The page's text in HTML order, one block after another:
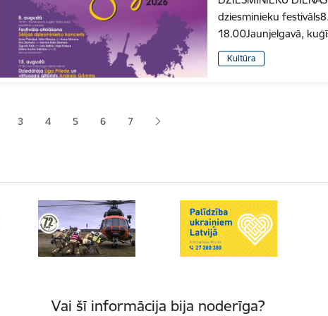
dziesminieku
18.00Jaunjelgavā,
Kultūra
lapaLapa
3 Lapa
4 Lapa
5 Lapa
6 7
Vai šī informācija bija noderīga?